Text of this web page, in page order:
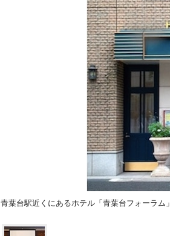
青葉台駅近くにあるホテル「青葉台フォーラム」